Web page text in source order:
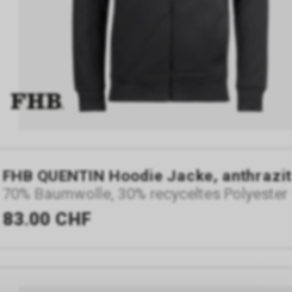
FHB QUENTIN Hoodie Jacke, anthrazit
70% Baumwolle, 30% recyceltes Polyester
83.00 CHF